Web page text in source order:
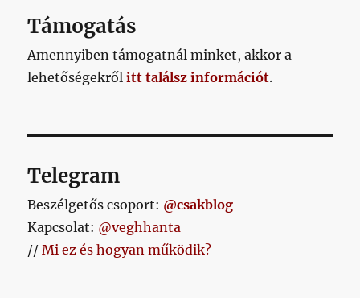
Támogatás
Amennyiben támogatnál minket, akkor a
lehetőségekrőlitt találsz információt.
Telegram
Beszélgetős csoport: @csakblog
Kapcsolat: @veghhanta
//Mi ez és hogyan működik?